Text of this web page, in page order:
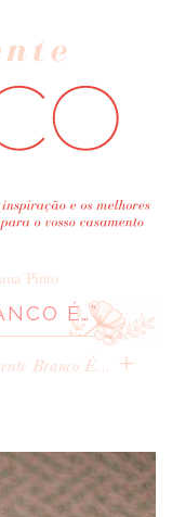
Pinto
É…”
Branco É... +